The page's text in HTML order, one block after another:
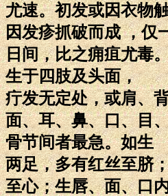
尤速。初发或因衣物
因发疹抓破而成 ，仅
日间，比之痈疽尤毒
生于四肢及头面，
疔发无定处，或肩、
面、耳、鼻、口、目
骨节间者最急。如生
两足，多有红丝至脐
至心；生唇、面、口